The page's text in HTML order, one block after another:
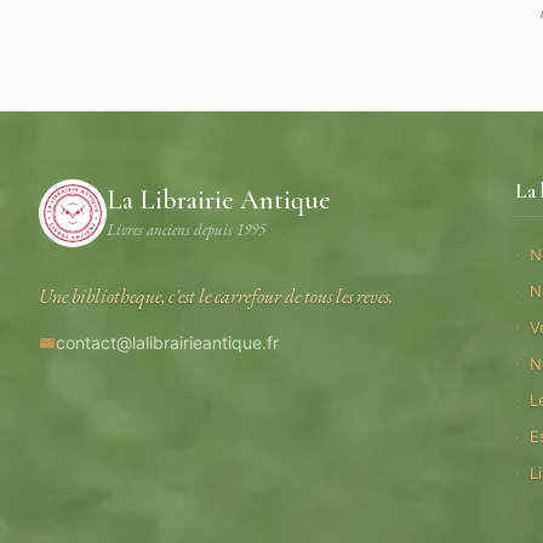
La Librairie Antique
Livres anciens depuis 1995
Une bibliotheque, c'est le carrefour de tous les reves.
contact@lalibrairieantique.fr
La